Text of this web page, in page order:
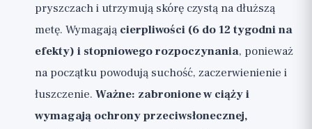
pryszczach i utrzymują skórę czystą na dłuższą
metę. Wymagają cierpliwości (6 do 12 tygodni na
efekty) i stopniowego rozpoczynania, ponieważ
na początku powodują suchość, zaczerwienienie i
łuszczenie. Ważne: zabronione w ciąży i
wymagają ochrony przeciwsłonecznej,